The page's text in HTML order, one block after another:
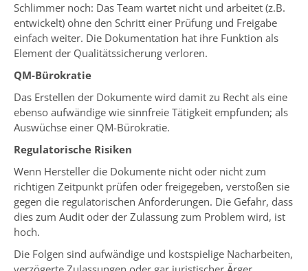
Schlimmer noch: Das Team wartet nicht und arbeitet (z.B.
entwickelt) ohne den Schritt einer Prüfung und Freigabe
einfach weiter. Die Dokumentation hat ihre Funktion als
Element der Qualitätssicherung verloren.
QM-Bürokratie
Das Erstellen der Dokumente wird damit zu Recht als eine
ebenso aufwändige wie sinnfreie Tätigkeit empfunden; als
Auswüchse einer QM-Bürokratie.
Regulatorische Risiken
Wenn Hersteller die Dokumente nicht oder nicht zum
richtigen Zeitpunkt prüfen oder freigegeben, verstoßen sie
gegen die regulatorischen Anforderungen. Die Gefahr, dass
dies zum Audit oder der Zulassung zum Problem wird, ist
hoch.
Die Folgen sind aufwändige und kostspielige Nacharbeiten,